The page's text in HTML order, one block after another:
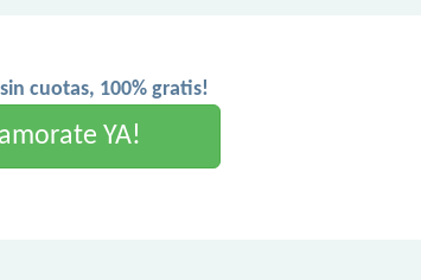
cuotas, 100% gratis!
YA!